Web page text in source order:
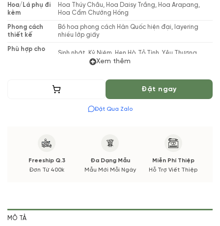
Hoa/Lá phụ đi
kèm
Hoa Thúy Châu, Hoa Daisy Trắng, Hoa Arapang,
Hoa Cẩm Chướng Hồng
Phong cách
thiết kế
Bó hoa phong cách Hàn Quốc hiện đại, layering
nhiều lớp giấy
Phù hợp cho
Sinh nhật, Kỷ Niệm, Hẹn Hò, Tỏ Tình, Yêu Thương
(*) Shop hoa tươi với dịch vụ đặt hoa online Vườn Hoa Tươi
Hoa phụ và thời gian giao sẽ được thông báo đến Quý khách
Xem thêm
Thêm vào giỏ Đặt ngay
Đặt Qua Zalo
Freeship Q.3
Đơn Từ 400k
Đa Dạng Mẫu
Mẫu Mới Mỗi Ngày
Miễn Phí Thiệp
Hỗ Trợ Viết Thiệp
MÔ TẢ